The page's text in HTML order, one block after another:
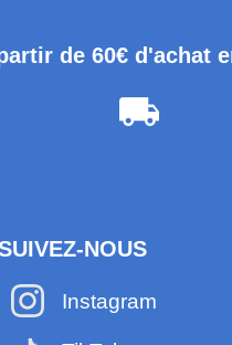
de 60€ d'achat
NOUS
Instagram